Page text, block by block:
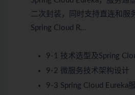
二次封装，同时支持直连和服
Spring Cloud R…
9-1 技术选型及Spring
9-2 微服务技术架构设计
9-3 Spring Cloud Eureka